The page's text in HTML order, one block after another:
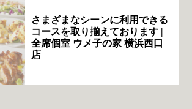
さまざまなシーンに利用できる
コースを取り揃えております |
全席個室 ウメ子の家 横浜西口
店